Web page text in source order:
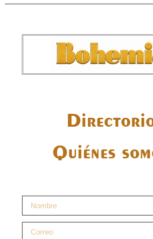
Quiénes